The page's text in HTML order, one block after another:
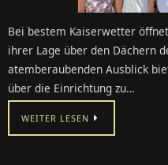
Bei bestem Kaiserwetter
ihrer Lage über den Dächern
atemberaubenden Ausblick
über die Einrichtung zu…
WEITER LESEN